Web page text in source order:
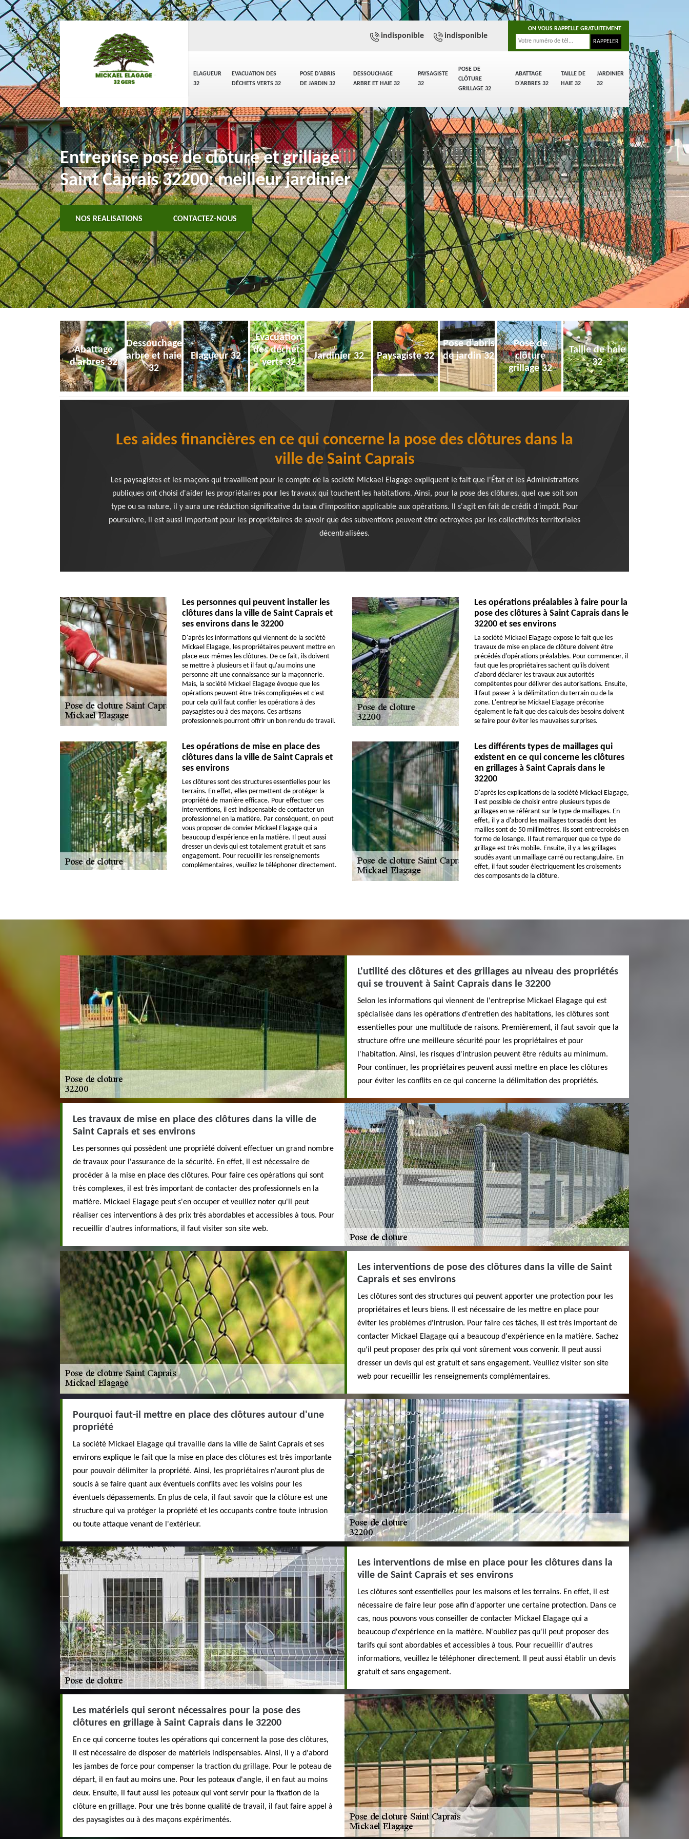
ELAGUEUR
32
EVACUATION DES
DÉCHETS VERTS 32
POSE D'ABRIS
DE JARDIN 32
DESSOUCHAGE
ARBRE ET HAIE 32
PAYSAGISTE
32
POSE DE
CLÔTURE
GRILLAGE 32
ABATTAGE
D'ARBRES 32
TAILLE DE
HAIE 32
JARDINIER
32
indisponible indisponible
ON VOUS RAPPELLE GRATUITEMENT
Entreprise pose de clôture et grillage
Saint Caprais 32200: meilleur jardinier
NOS REALISATIONS CONTACTEZ-NOUS
Abattage
d'arbres 32
Dessouchage
arbre et haie
32
Elagueur 32
Evacuation
des déchets
verts 32
Jardinier 32 Paysagiste 32
Pose d'abris
de jardin 32
Pose de
clôture
grillage 32
Taille de haie
32
Les aides financières en ce qui concerne la pose des clôtures dans la
ville de Saint Caprais
Les paysagistes et les maçons qui travaillent pour le compte de la société Mickael Elagage expliquent le fait que l'État et les Administrations
publiques ont choisi d'aider les propriétaires pour les travaux qui touchent les habitations. Ainsi, pour la pose des clôtures, quel que soit son
type ou sa nature, il y aura une réduction significative du taux d'imposition applicable aux opérations. Il s'agit en fait de crédit d'impôt. Pour
poursuivre, il est aussi important pour les propriétaires de savoir que des subventions peuvent être octroyées par les collectivités territoriales
décentralisées.
Les personnes qui peuvent installer les
clôtures dans la ville de Saint Caprais et
ses environs dans le 32200
D'après les informations qui viennent de la société
Mickael Elagage, les propriétaires peuvent mettre en
place eux-mêmes les clôtures. De ce fait, ils doivent
se mettre à plusieurs et il faut qu'au moins une
personne ait une connaissance sur la maçonnerie.
Mais, la société Mickael Elagage évoque que les
opérations peuvent être très compliquées et c'est
pour cela qu'il faut confier les opérations à des
paysagistes ou à des maçons. Ces artisans
professionnels pourront offrir un bon rendu de travail.
Les opérations préalables à faire pour la
pose des clôtures à Saint Caprais dans le
32200 et ses environs
La société Mickael Elagage expose le fait que les
travaux de mise en place de clôture doivent être
précédés d'opérations préalables. Pour commencer, il
faut que les propriétaires sachent qu'ils doivent
d'abord déclarer les travaux aux autorités
compétentes pour délivrer des autorisations. Ensuite,
il faut passer à la délimitation du terrain ou de la
zone. L'entreprise Mickael Elagage préconise
également le fait que des calculs des besoins doivent
se faire pour éviter les mauvaises surprises.
Les opérations de mise en place des
clôtures dans la ville de Saint Caprais et
ses environs
Les clôtures sont des structures essentielles pour les
terrains. En effet, elles permettent de protéger la
propriété de manière efficace. Pour effectuer ces
interventions, il est indispensable de contacter un
professionnel en la matière. Par conséquent, on peut
vous proposer de convier Mickael Elagage qui a
beaucoup d'expérience en la matière. Il peut aussi
dresser un devis qui est totalement gratuit et sans
engagement. Pour recueillir les renseignements
complémentaires, veuillez le téléphoner directement.
Les différents types de maillages qui
existent en ce qui concerne les clôtures
en grillages à Saint Caprais dans le
32200
D'après les explications de la société Mickael Elagage,
il est possible de choisir entre plusieurs types de
grillages en se référant sur le type de maillages. En
effet, il y a d'abord les maillages torsadés dont les
mailles sont de 50 millimètres. Ils sont entrecroisés en
forme de losange. Il faut remarquer que ce type de
grillage est très mobile. Ensuite, il y a les grillages
soudés ayant un maillage carré ou rectangulaire. En
effet, il faut souder électriquement les croisements
des composants de la clôture.
L'utilité des clôtures et des grillages au niveau des propriétés
qui se trouvent à Saint Caprais dans le 32200
Selon les informations qui viennent de l'entreprise Mickael Elagage qui est
spécialisée dans les opérations d'entretien des habitations, les clôtures sont
essentielles pour une multitude de raisons. Premièrement, il faut savoir que la
structure offre une meilleure sécurité pour les propriétaires et pour
l'habitation. Ainsi, les risques d'intrusion peuvent être réduits au minimum.
Pour continuer, les propriétaires peuvent aussi mettre en place les clôtures
pour éviter les conflits en ce qui concerne la délimitation des propriétés.
Les travaux de mise en place des clôtures dans la ville de
Saint Caprais et ses environs
Les personnes qui possèdent une propriété doivent effectuer un grand nombre
de travaux pour l'assurance de la sécurité. En effet, il est nécessaire de
procéder à la mise en place des clôtures. Pour faire ces opérations qui sont
très complexes, il est très important de contacter des professionnels en la
matière. Mickael Elagage peut s'en occuper et veuillez noter qu'il peut
réaliser ces interventions à des prix très abordables et accessibles à tous. Pour
recueillir d'autres informations, il faut visiter son site web.
Les interventions de pose des clôtures dans la ville de Saint
Caprais et ses environs
Les clôtures sont des structures qui peuvent apporter une protection pour les
propriétaires et leurs biens. Il est nécessaire de les mettre en place pour
éviter les problèmes d'intrusion. Pour faire ces tâches, il est très important de
contacter Mickael Elagage qui a beaucoup d'expérience en la matière. Sachez
qu'il peut proposer des prix qui vont sûrement vous convenir. Il peut aussi
dresser un devis qui est gratuit et sans engagement. Veuillez visiter son site
web pour recueillir les renseignements complémentaires.
Pourquoi faut-il mettre en place des clôtures autour d'une
propriété
La société Mickael Elagage qui travaille dans la ville de Saint Caprais et ses
environs explique le fait que la mise en place des clôtures est très importante
pour pouvoir délimiter la propriété. Ainsi, les propriétaires n'auront plus de
soucis à se faire quant aux éventuels conflits avec les voisins pour les
éventuels dépassements. En plus de cela, il faut savoir que la clôture est une
structure qui va protéger la propriété et les occupants contre toute intrusion
ou toute attaque venant de l'extérieur.
Les interventions de mise en place pour les clôtures dans la
ville de Saint Caprais et ses environs
Les clôtures sont essentielles pour les maisons et les terrains. En effet, il est
nécessaire de faire leur pose afin d'apporter une certaine protection. Dans ce
cas, nous pouvons vous conseiller de contacter Mickael Elagage qui a
beaucoup d'expérience en la matière. N'oubliez pas qu'il peut proposer des
tarifs qui sont abordables et accessibles à tous. Pour recueillir d'autres
informations, veuillez le téléphoner directement. Il peut aussi établir un devis
gratuit et sans engagement.
Les matériels qui seront nécessaires pour la pose des
clôtures en grillage à Saint Caprais dans le 32200
En ce qui concerne toutes les opérations qui concernent la pose des clôtures,
il est nécessaire de disposer de matériels indispensables. Ainsi, il y a d'abord
les jambes de force pour compenser la traction du grillage. Pour le poteau de
départ, il en faut au moins une. Pour les poteaux d'angle, il en faut au moins
deux. Ensuite, il faut aussi les poteaux qui vont servir pour la fixation de la
clôture en grillage. Pour une très bonne qualité de travail, il faut faire appel à
des paysagistes ou à des maçons expérimentés.